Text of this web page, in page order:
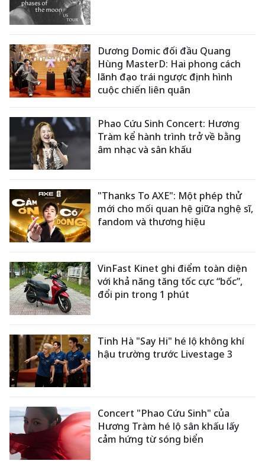
Dương Domic đối đầu Quang
Hùng MasterD: Hai phong cách
lãnh đạo trái ngược định hình
cuộc chiến liên quân
Phao Cứu Sinh Concert: Hương
Tràm kể hành trình trở về bằng
âm nhạc và sân khấu
"Thanks To AXE": Một phép thử
mới cho mối quan hệ giữa nghệ sĩ,
fandom và thương hiệu
VinFast Kinet ghi điểm toàn diện
với khả năng tăng tốc cực “bốc”,
đổi pin trong 1 phút
Tinh Hà "Say Hi" hé lộ không khí
hậu trường trước Livestage 3
Concert "Phao Cứu Sinh" của
Hương Tràm hé lộ sân khấu lấy
cảm hứng từ sóng biển